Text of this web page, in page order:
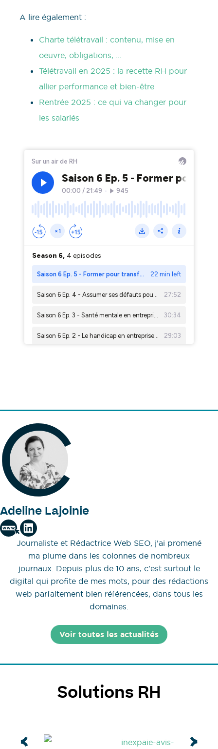
A lire également :
Charte télétravail : contenu, mise en
oeuvre, obligations, …
Télétravail en 2025 : la recette RH pour
allier performance et bien-être
Rentrée 2025 : ce qui va changer pour
les salariés
Adeline Lajoinie
Journaliste et Rédactrice Web SEO, j'ai promené
ma plume dans les colonnes de nombreux
journaux. Depuis plus de 10 ans, c'est surtout le
digital qui profite de mes mots, pour des rédactions
web parfaitement bien référencées, dans tous les
domaines.
Voir toutes les actualités
Solutions RH